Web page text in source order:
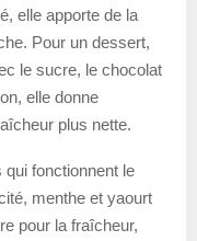
elle apporte de la
Pour un dessert,
le sucre, le chocolat
elle donne
plus nette.
fonctionnent le
menthe et yaourt
pour la fraîcheur,